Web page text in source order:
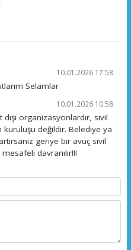
10.01.2026 17:58
Selamlar
10.01.2026 10:58
organizasyonlardır, sivil
değildir. Belediye ya
geriye bir avuç sivil
davranılır!!!